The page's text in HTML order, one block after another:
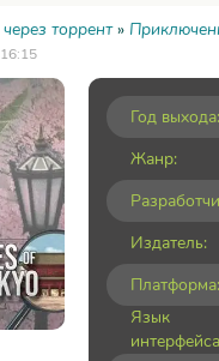
торрент»
Год выхода:
Жанр:
Издатель:
Платформа:
Язык